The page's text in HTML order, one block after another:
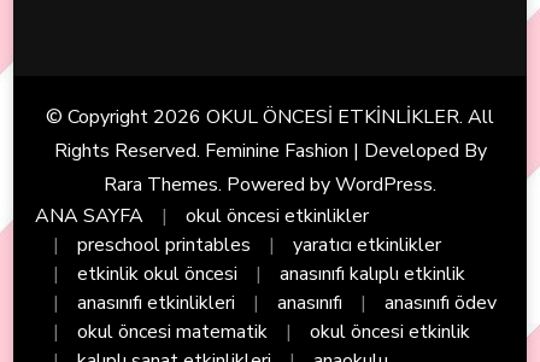
© Copyright 2026 OKUL ÖNCESİ ETKİNLİKLER. All
Rights Reserved. Feminine Fashion | Developed By
Rara Themes. Powered byWordPress.
ANA SAYFA
okul öncesi etkinlikler
preschool printables
yaratıcı etkinlikler
etkinlik okul öncesi
anasınıfı kalıplı etkinlik
anasınıfı etkinlikleri
anasınıfı
anasınıfı ödev
okul öncesi matematik
okul öncesi etkinlik